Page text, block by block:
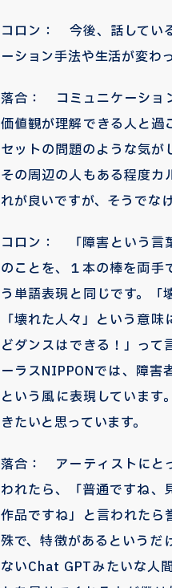
コロン： 今後、話してい
ーション手法や生活が変わ
落合： コミュニケーショ
価値観が理解できる人と過
セットの問題のような気が
その周辺の人もある程度カ
れが良いですが、そうでな
コロン： 「障害という言
のことを、１本の棒を両手
う単語表現と同じです。
「壊れた人々」という意
どダンスはできる！」って
ーラスNIPPONでは、障害
という風に表現していま
きたいと思っています。
落合： アーティストにと
われたら、「普通ですね、
作品ですね」と言われたら
殊で、特徴があるというだ
ないChat GPTみたいな人